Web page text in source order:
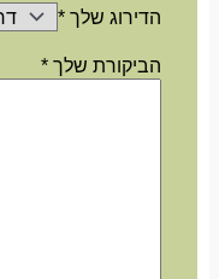
הדירוג שלך*
הביקורת שלך*